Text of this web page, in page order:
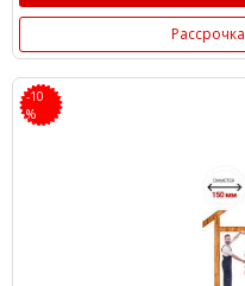
Рассрочка
-10
%